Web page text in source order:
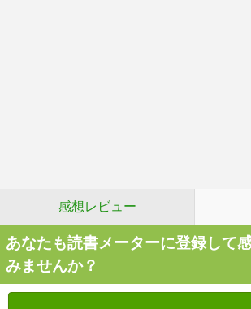
感想レビュー
あなたも読書メーターに登録して
みませんか？